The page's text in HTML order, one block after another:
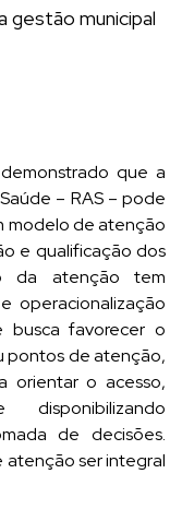
que a
– RAS – pode
modelo de atenção
e qualificação dos
da atenção tem
operacionalização
busca favorecer o
pontos de atenção,
orientar o acesso,
disponibilizando
de decisões.
atenção ser integral